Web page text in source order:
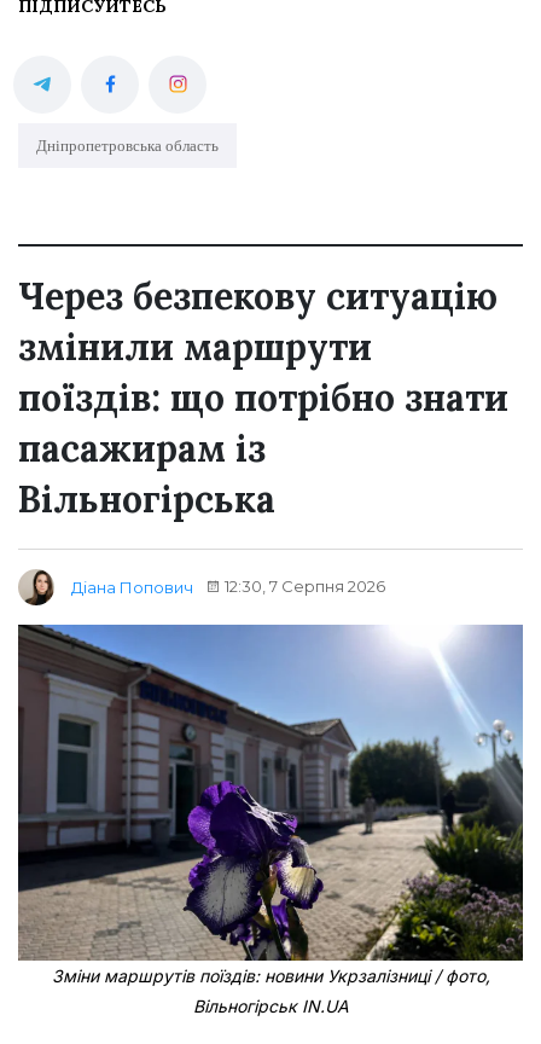
ПІДПИСУЙТЕСЬ
Дніпропетровська область
Через безпекову ситуацію
змінили маршрути
поїздів: що потрібно знати
пасажирам із
Вільногірська
Діана Попович 12:30, 7 Серпня 2026
Зміни маршрутів поїздів: новини Укрзалізниці / фото,
Вільногірськ IN.UA